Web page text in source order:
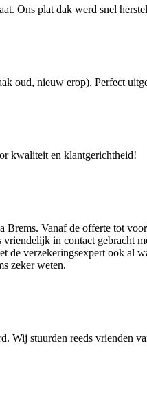
Ons plat dak werd snel
oud, nieuw erop). Perfect
kwaliteit en klantgerichtheid!
Vanaf de offerte tot
vriendelijk in contact
verzekeringsexpert ook al
zeker weten.
Wij stuurden reeds vrienden